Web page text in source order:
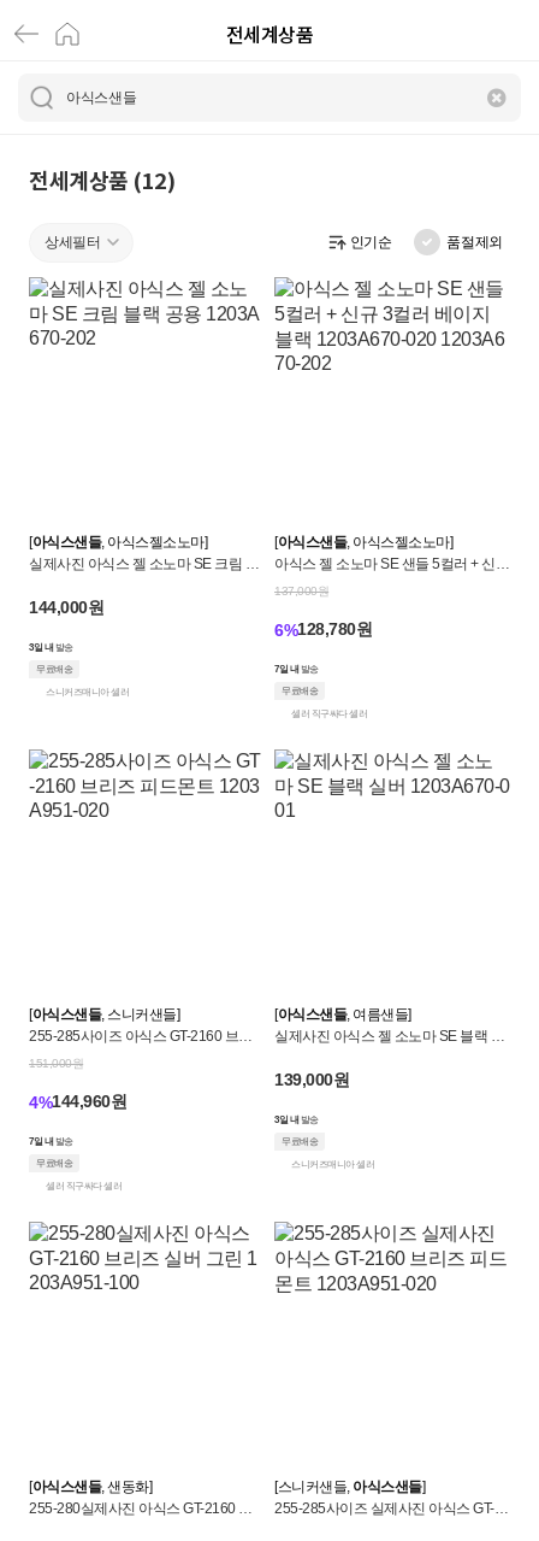
아
식
샌
전
세
크
로
켓
전세계상품
전세계상품 (12)
상세필터 인기순 품절제외
[아식스샌들, 아식스젤소노마]
실제사진 아식스 젤 소노마 SE 크림 블
144,000원
3일 내 발송
무료배송
스니커즈매니아 셀러
[아식스샌들, 아식스젤소노마]
아식스 젤 소노마 SE 샌들 5컬러 + 신규
3컬러 베이지 블랙 1203A670-020 120
137,000원
6%128,780원
7일 내 발송
무료배송
셀러 직구싸다 셀러
[아식스샌들, 스니커샌들]
255-285사이즈 아식스 GT-2160 브리
즈 피드몬트 1203A951-020
151,000원
4%144,960원
7일 내 발송
무료배송
셀러 직구싸다 셀러
[아식스샌들, 여름샌들]
실제사진 아식스 젤 소노마 SE 블랙 실
139,000원
3일 내 발송
무료배송
스니커즈매니아 셀러
[아식스샌들, 샌동화]
255-280실제사진 아식스 GT-2160 브
[스니커샌들, 아식스샌들]
255-285사이즈 실제사진 아식스 GT-21